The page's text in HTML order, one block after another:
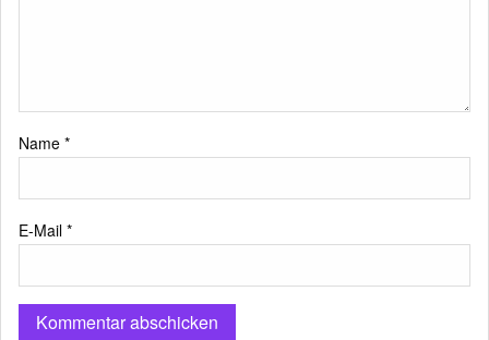
Name *
E-Mail *